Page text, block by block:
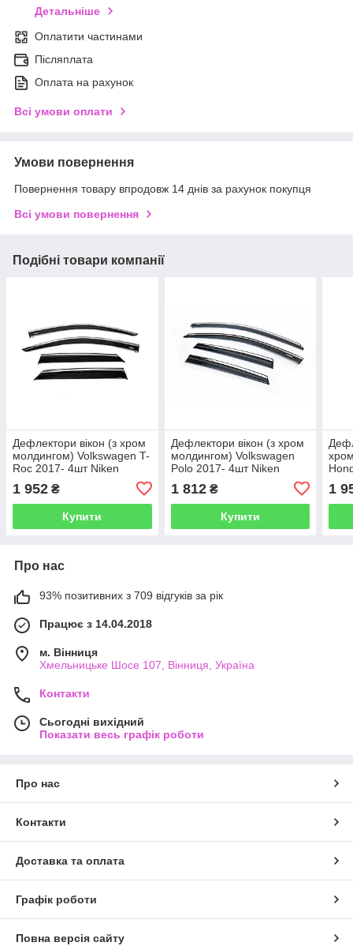
Детальніше
Оплатити частинами
Післяплата
Оплата на рахунок
Всі умови оплати
Умови повернення
Повернення товару впродовж 14 днів за рахунок покупця
Всі умови повернення
Подібні товари компанії
Дефлектори вікон (з хром
молдингом) Volkswagen T-
Roc 2017- 4шт Niken
1 952 ₴
Купити
Дефлектори вікон (з хром
молдингом) Volkswagen
Polo 2017- 4шт Niken
1 812₴
Купити
1
Про нас
93% позитивних з 709 відгуків за рік
Працює з 14.04.2018
м. Вінниця
Хмельницьке Шосе 107, Вінниця, Україна
Контакти
Сьогодні вихідний
Показати весь графік роботи
Про нас
Контакти
Доставка та оплата
Графік роботи
Повна версія сайту